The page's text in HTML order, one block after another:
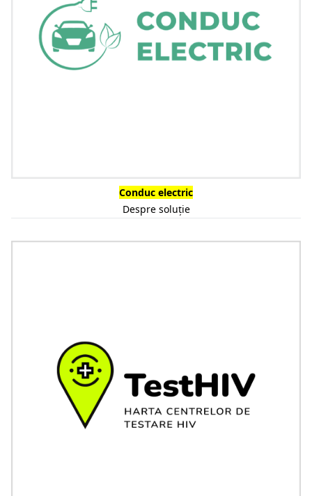
Conduc electric
Despre soluție